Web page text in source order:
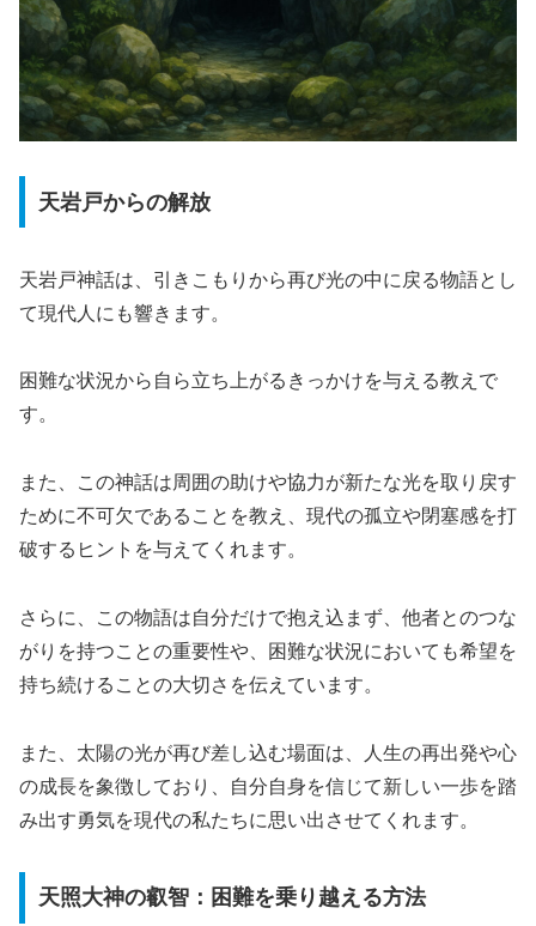
天岩戸からの解放
天岩戸神話は、引きこもりから再び光の中に戻る物語とし
て現代人にも響きます。
困難な状況から自ら立ち上がるきっかけを与える教えで
す。
また、この神話は周囲の助けや協力が新たな光を取り戻す
ために不可欠であることを教え、現代の孤立や閉塞感を打
破するヒントを与えてくれます。
さらに、この物語は自分だけで抱え込まず、他者とのつな
がりを持つことの重要性や、困難な状況においても希望を
持ち続けることの大切さを伝えています。
また、太陽の光が再び差し込む場面は、人生の再出発や心
の成長を象徴しており、自分自身を信じて新しい一歩を踏
み出す勇気を現代の私たちに思い出させてくれます。
天照大神の叡智：困難を乗り越える方法